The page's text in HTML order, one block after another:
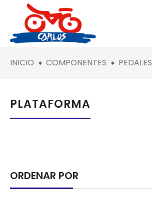
INICIO COMPONENTES PEDALES
PLATAFORMA
ORDENAR POR